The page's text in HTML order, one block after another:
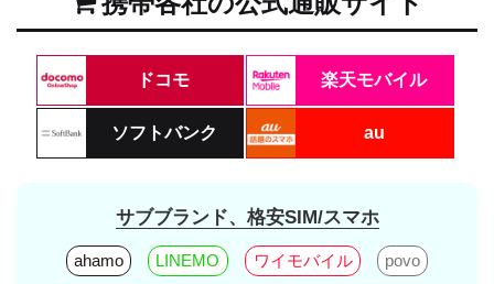
ドコモ 楽天モバイル
ソフトバンク au
サブブランド、格安SIM/スマホ
ahamo LINEMO ワイモバイル povo